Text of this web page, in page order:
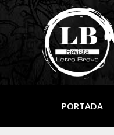
PORTADA